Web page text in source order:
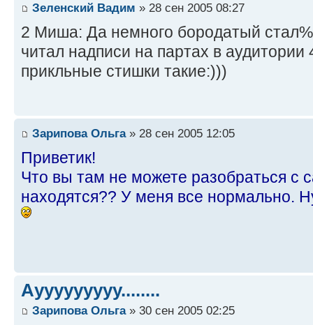
Зеленский Вадим » 28 сен 2005 08:27
2 Миша: Да немного бородатый
читал надписи на партах в аудитории
прикльные стишки такие:)))
Зарипова Ольга» 28 сен 2005 12:05
Приветик!
Что вы там не можете разобраться с
находятся?? У меня все нормально.
Аууууууууу........
Зарипова Ольга» 30 сен 2005 02:25